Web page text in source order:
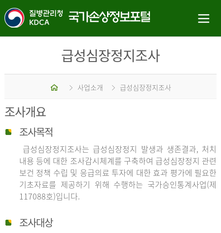
급성심장정지조사
홈 사업소개 급성심장정지조사
조사개요
조사목적
급성심장정지조사는 급성심장정지 발생과 생존결과, 처치
내용 등에 대한 조사감시체계를 구축하여 급성심장정지 관련
보건 정책 수립 및 응급의료 투자에 대한 효과 평가에 필요한
기초자료를 제공하기 위해 수행하는 국가승인통계사업(제
117088호)입니다.
조사대상